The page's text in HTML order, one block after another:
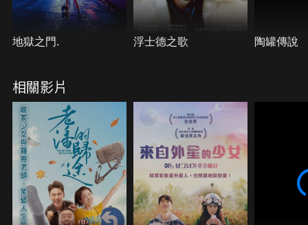
地獄之門. 浮士德之歌 陶罐傳說
相關影片